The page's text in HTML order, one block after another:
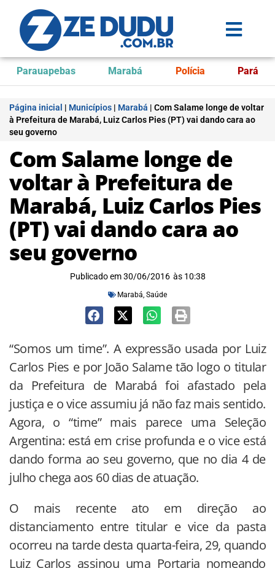
Parauapebas Marabá Polícia Pará
Página inicial | Municípios | Marabá | Com Salame longe de voltar
à Prefeitura de Marabá, Luiz Carlos Pies (PT) vai dando cara ao
seu governo
Com Salame longe de
voltar à Prefeitura de
Marabá, Luiz Carlos Pies
(PT) vai dando cara ao
seu governo
Publicado em 30/06/2016 às 10:38
Marabá, Saúde
“Somos um time”. A expressão usada por Luiz
Carlos Pies e por João Salame tão logo o titular
da Prefeitura de Marabá foi afastado pela
justiça e o vice assumiu já não faz mais sentido.
Agora, o “time” mais parece uma Seleção
Argentina: está em crise profunda e o vice está
dando forma ao seu governo, que no dia 4 de
julho chega aos 60 dias de atuação.
O mais recente ato em direção ao
distanciamento entre titular e vice da pasta
ocorreu na tarde desta quarta-feira, 29, quando
Luiz Carlos assinou uma Portaria nomeando